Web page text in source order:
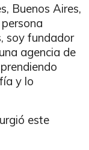
Buenos Aires,
soy fundador
agencia de
y lo
este